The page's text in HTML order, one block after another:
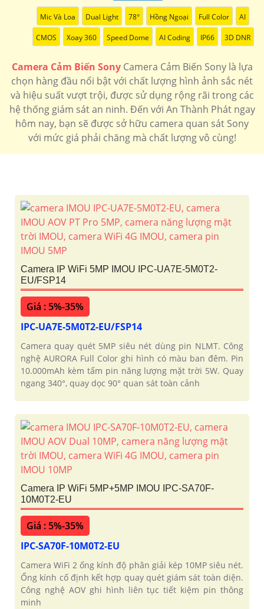
Mic Và Loa Dual Light 78° Hồng Ngoại Full Color AI
CMOS Xoay 360 Speed Dome AI Coding IP66 3D DNR
Camera Cảm Biến SonyCamera Cảm Biến Sony là lựa
chọn hàng đầu nổi bật với chất lượng hình ảnh sắc nét
và hiệu suất vượt trội, được sử dụng rộng rãi trong các
hệ thống giám sát an ninh. Đến với An Thành Phát ngay
hôm nay, bạn sẽ được sở hữu camera quan sát Sony
với mức giá phải chăng mà chất lượng vô cùng!
Camera IP WiFi 5MP IMOU IPC-UA7E-5M0T2-
EU/FSP14
Giá : 5%-35%
IPC-UA7E-5M0T2-EU/FSP14
Camera quay quét 5MP siêu nét dùng pin NLMT. Công
nghệ AURORA Full Color ghi hình có màu ban đêm. Pin
10.000mAh kèm tấm pin năng lượng mặt trời 5W. Quay
ngang 340°, quay dọc 90° quan sát toàn cảnh
Camera IP WiFi 5MP+5MP IMOU IPC-SA70F-
10M0T2-EU
Giá : 5%-35%
IPC-SA70F-10M0T2-EU
Camera WiFi 2 ống kính độ phân giải kép 10MP siêu nét.
Ống kính cố định kết hợp quay quét giám sát toàn diện.
Công nghệ AOV ghi hình liên tục tiết kiệm pin thông
minh